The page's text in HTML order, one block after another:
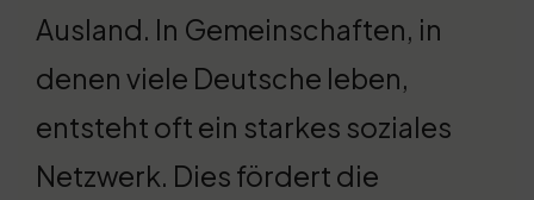
Ausland. In Gemeinschaften, in
denen viele Deutsche leben,
entsteht oft ein starkes soziales
Netzwerk. Dies fördert die